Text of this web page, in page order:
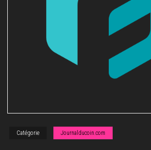
Catégorie Journalducoin.com